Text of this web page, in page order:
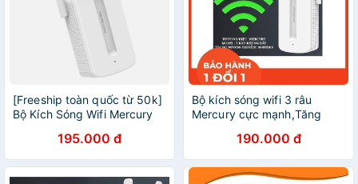
[Freeship toàn quốc từ 50k]
Bộ Kích Sóng Wifi Mercury
195.000 đ
Bộ kích sóng wifi 3 râu
Mercury cực mạnh,Tăng
Nối Sóng Wi-Fi 3 ăng-ten
190.000 đ